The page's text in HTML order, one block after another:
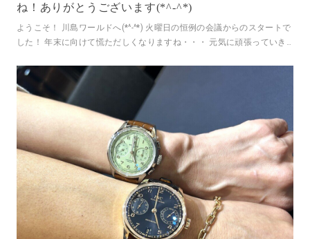
ね！ありがとうございます(*^-^*)
ようこそ！ 川島ワールドへ(*^-^*) 火曜日の恒例の会議からのスタートで
した！ 年末に向けて慌ただしくなりますね・・・ 元気に頑張っていき